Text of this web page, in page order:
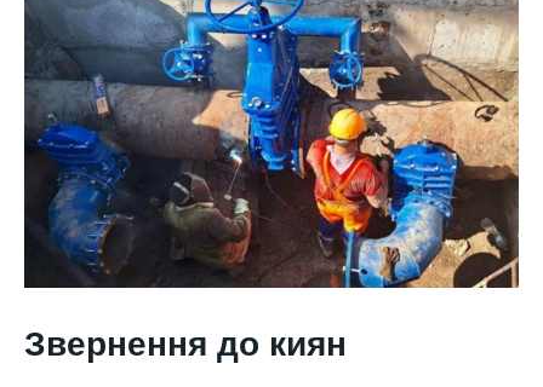
Звернення до киян